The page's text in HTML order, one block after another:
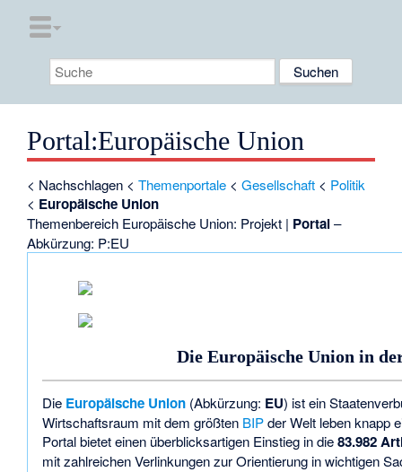
Portal:Europäische Union
< Nachschlagen <Themenportale <Gesellschaft < Politik
< Europäische Union
Themenbereich Europäische Union: Projekt | Portal–
Abkürzung: P:EU
Die Europäische Union in
Die Europäische Union(Abkürzung: EU) ist ein
Wirtschaftsraum mit dem größten BIPder Welt leben knapp
Portal bietet einen überblicksartigen Einstieg in die83.982
mit zahlreichen Verlinkungen zur Orientierung in wichtigen